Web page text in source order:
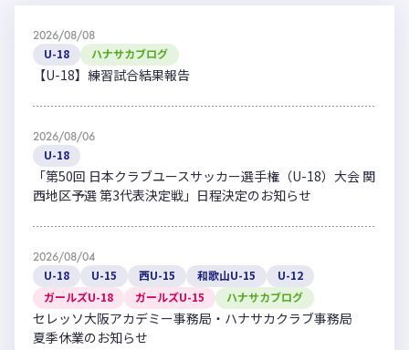
2026/08/08
U-18 ハナサカブログ
【U-18】練習試合結果報告
2026/08/06
U-18
「第50回 日本クラブユースサッカー選手権（U-18）大会 関
西地区予選 第3代表決定戦」日程決定のお知らせ
2026/08/04
U-18 U-15 西U-15 和歌山U-15
U-12
ガールズU-18
ガールズU-15 ハナサカブログ
セレッソ大阪アカデミー事務局・ハナサカクラブ事務局
夏季休業のお知らせ